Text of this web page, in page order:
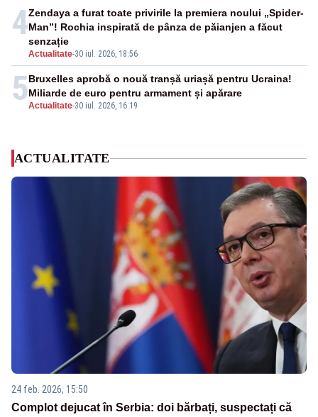
4
Actualitate-30 iul. 2026, 18:56
Zendaya a furat toate privirile la premiera noului „Spider-
Man”! Rochia inspirată de pânza de păianjen a făcut
senzație
5Actualitate-30 iul. 2026, 16:19
Bruxelles aprobă o nouă tranșă uriașă pentru Ucraina!
Miliarde de euro pentru armament și apărare
ACTUALITATE
24 feb. 2026, 15:50
Complot dejucat în Serbia: doi bărbați, suspectați că